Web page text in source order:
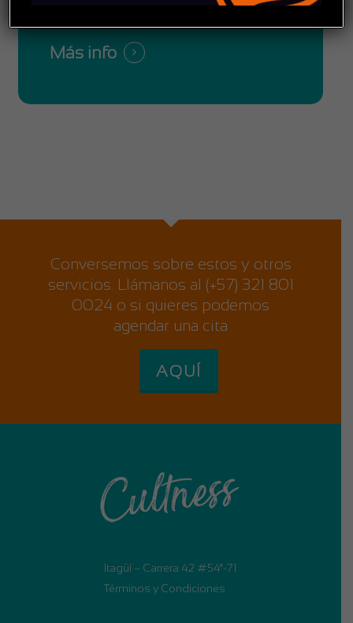
Más info
Conversemos sobre estos y otros
servicios. Llámanos al (+57) 321 801
0024 o si quieres podemos
agendar una cita
AQUÍ
Itagüí – Carrera 42 #54ª-71
Términos y Condiciones